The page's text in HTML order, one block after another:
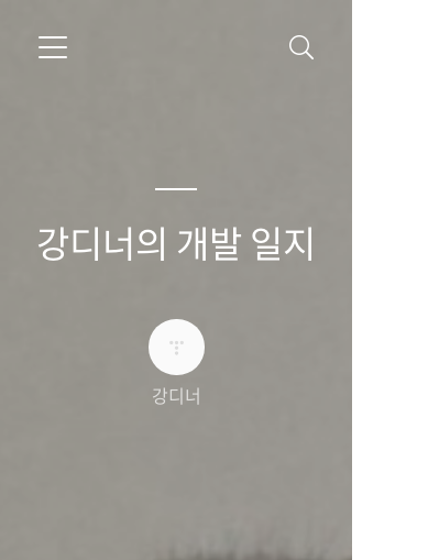
강디너의 개발 일지
강디너